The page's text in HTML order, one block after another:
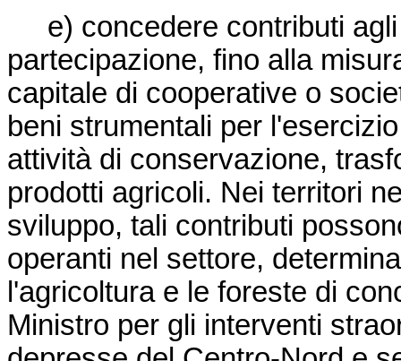
e) concedere contributi agli
partecipazione, fino alla
capitale di cooperative o
beni strumentali per
attività di conservazione,
prodotti agricoli. Nei territori
sviluppo, tali contributi
operanti nel settore,
l'agricoltura e le foreste di
Ministro per gli interventi